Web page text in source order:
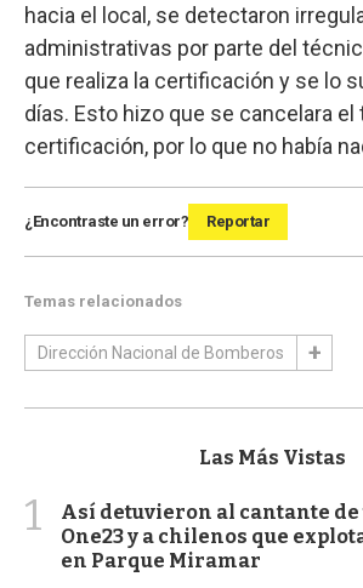
hacia el local, se detectaron
administrativas por parte del
que realiza la certificación y se lo
días. Esto hizo que se cancelara el
certificación, por lo que no había
¿Encontraste un error? Reportar
Temas relacionados
Dirección Nacional de Bomberos
Las Más Vistas
1
Así detuvieron al cantante
One23 y a chilenos que
en Parque Miramar